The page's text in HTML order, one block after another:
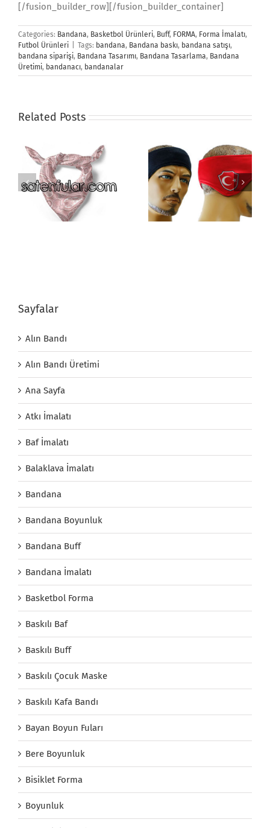
[/fusion_builder_row][/fusion_builder_container]
Categories: Bandana, Basketbol Ürünleri, Buff, FORMA, Forma İmalatı,
Futbol Ürünleri
Tags: bandana, Bandana baskı, bandana satışı,
bandana siparişi, Bandana Tasarımı, Bandana Tasarlama, Bandana
Üretimi, bandanacı, bandanalar
Related Posts
Saç Bandı Buff Mask
Sayfalar
Alın Bandı
Alın Bandı Üretimi
Ana Sayfa
Atkı İmalatı
Baf İmalatı
Balaklava İmalatı
Bandana
Bandana Boyunluk
Bandana Buff
Bandana İmalatı
Basketbol Forma
Baskılı Baf
Baskılı Buff
Baskılı Çocuk Maske
Baskılı Kafa Bandı
Bayan Boyun Fuları
Bere Boyunluk
Bisiklet Forma
Boyunluk